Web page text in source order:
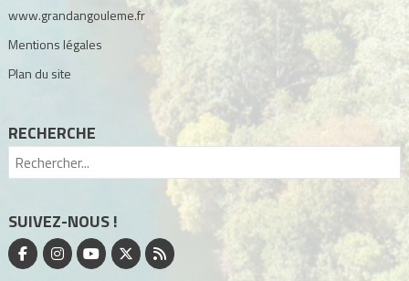
www.grandangouleme.fr
Mentions légales
Plan du site
RECHERCHE
SUIVEZ-NOUS !